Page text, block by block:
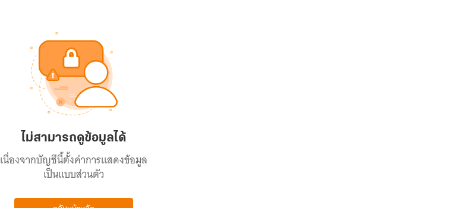
ไม่สามารถดูข้อมูลได้
เนื่องจากบัญชีนี้ตั้งค่าการแสดงข้อมูล
เป็นแบบส่วนตัว